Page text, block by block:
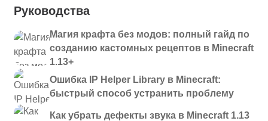
Руководства
Магия крафта без модов: полный гайд по
созданию кастомных рецептов в Minecraft
1.13+
Ошибка IP Helper Library в Minecraft:
быстрый способ устранить проблему
Как убрать дефекты звука в Minecraft 1.13